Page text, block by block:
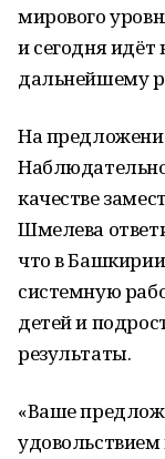
мирового
и сегодня идёт
дальнейшему
На
качестве
Шмелева
что в
системную
детей и
результаты.
«Ваше